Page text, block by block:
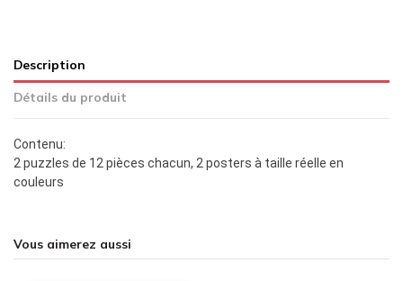
Description
Détails du produit
Contenu:
2 puzzles de 12 pièces chacun, 2 posters à taille réelle en
couleurs
Vous aimerez aussi